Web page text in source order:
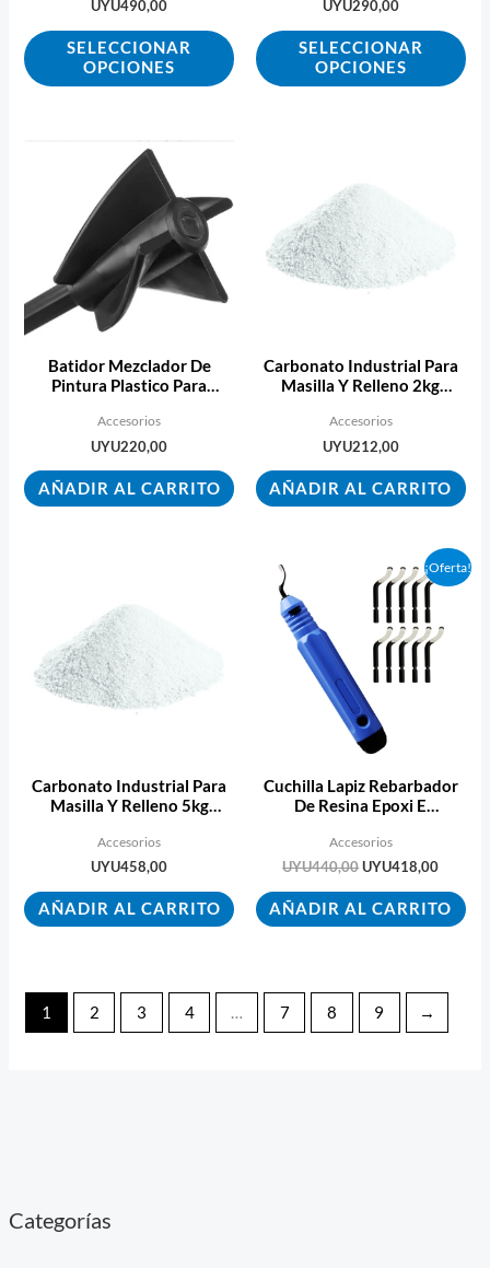
Categorías
UYU490,00
SELECCIONAR
OPCIONES
página
UYU290,00
SELECCIONAR
OPCIONES
Batidor Mezclador De
Pintura Plastico Para
Accesorios
UYU220,00
AÑADIR AL CARRITO
Carbonato Industrial Para
Masilla Y Relleno 2kg
Accesorios
UYU212,00
AÑADIR AL CARRITO
Carbonato Industrial Para
Masilla Y Relleno 5kg
Accesorios
UYU458,00
AÑADIR AL CARRITO
¡Oferta!
Cuchilla Lapiz Rebarbador
De Resina Epoxi E
Accesorios
UYU440,00
precio
original
era:
UYU440,00.
UYU418,00
El
precio
AÑADIR AL CARRITO
1 2 3 4 … 7 8 9 →